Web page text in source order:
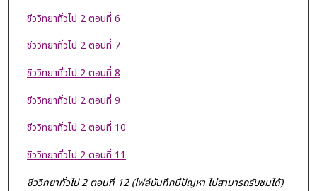
ชีววิทยาทั่วไป 2 ตอนที่ 6
ชีววิทยาทั่วไป 2 ตอนที่ 7
ชีววิทยาทั่วไป 2 ตอนที่ 8
ชีววิทยาทั่วไป 2 ตอนที่ 9
ชีววิทยาทั่วไป 2 ตอนที่ 10
ชีววิทยาทั่วไป 2 ตอนที่ 11
ชีววิทยาทั่วไป 2 ตอนที่ 12 (ไฟล์บันทึกมีปัญหา ไม่สามารถรับชมได้)